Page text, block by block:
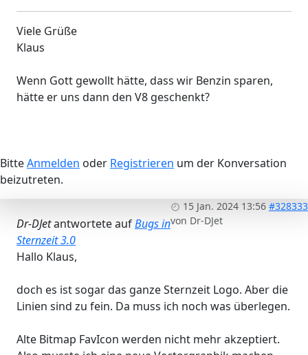
Viele Grüße
Klaus
Wenn Gott gewollt hätte, dass wir Benzin sparen,
hätte er uns dann den V8 geschenkt?
BitteAnmelden oder Registrieren um der Konversation
beizutreten.
15 Jan. 2024 13:56 #328333
von Dr-DJet
Dr-DJetantwortete aufBugs in
Sternzeit 3.0
Hallo Klaus,
doch es ist sogar das ganze Sternzeit Logo. Aber die
Linien sind zu fein. Da muss ich noch was überlegen.
Alte Bitmap FavIcon werden nicht mehr akzeptiert.